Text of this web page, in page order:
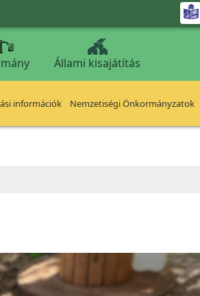
Állami kisajátítás
információk Nemzetiségi Önkormányzatok